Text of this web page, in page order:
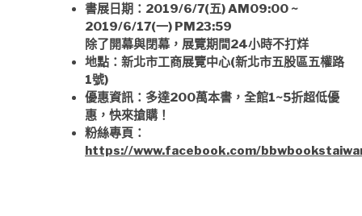
書展日期：2019/6/7(五) AM09:00 ~
2019/6/17(一) PM23:59
除了開幕與閉幕，展覽期間24小時不打烊
地點：新北市工商展覽中心(新北市五股區五權路
1號)
優惠資訊：多達200萬本書，全館1~5折超低優
惠，快來搶購！
粉絲專頁：
https://www.facebook.com/